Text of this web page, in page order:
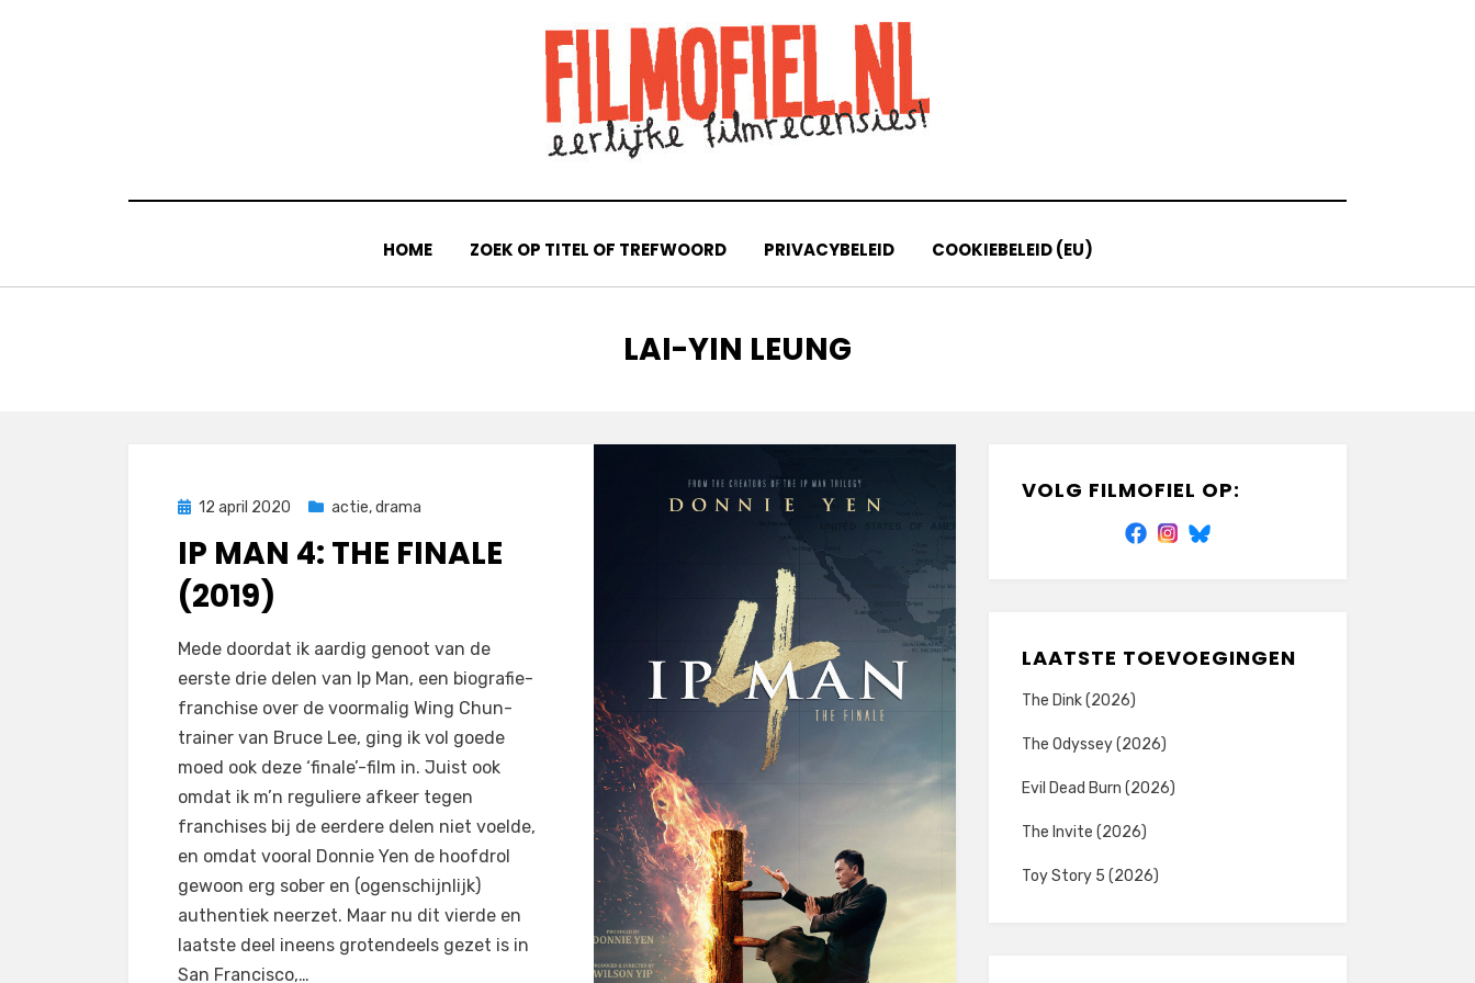
HOME ZOEK OP TITEL OF TREFWOORD PRIVACYBELEID COOKIEBELEID (EU)
TAG
:
LAI-YIN LEUNG
Geplaatst
12 april 2020 actie,drama
IP MAN 4: THE FINALE
(2019)
doorFilmofiel.nl
Laat een reactie achter op
Ip
The
Finale
(2019)
Mede doordat ik aardig genoot van de
eerste drie delen van Ip Man, een biografie-
franchise over de voormalig Wing Chun-
trainer van Bruce Lee, ging ik vol goede
moed ook deze ‘finale’-film in. Juist ook
omdat ik m’n reguliere afkeer tegen
franchises bij de eerdere delen niet voelde,
en omdat vooral Donnie Yen de hoofdrol
gewoon erg sober en (ogenschijnlijk)
authentiek neerzet. Maar nu dit vierde en
laatste deel ineens grotendeels gezet is in
San Francisco,…
VOLG FILMOFIEL OP:
LAATSTE TOEVOEGINGEN
The Dink (2026)
The Odyssey (2026)
Evil Dead Burn (2026)
The Invite (2026)
Toy Story 5 (2026)